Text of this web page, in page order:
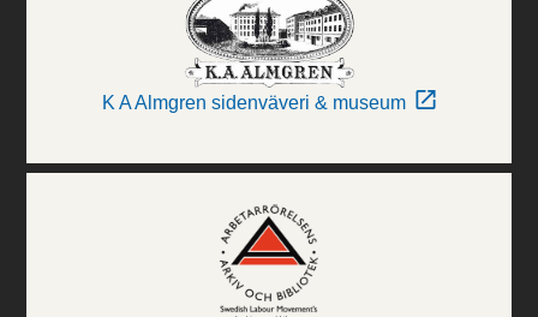
K A Almgren sidenväveri & museum